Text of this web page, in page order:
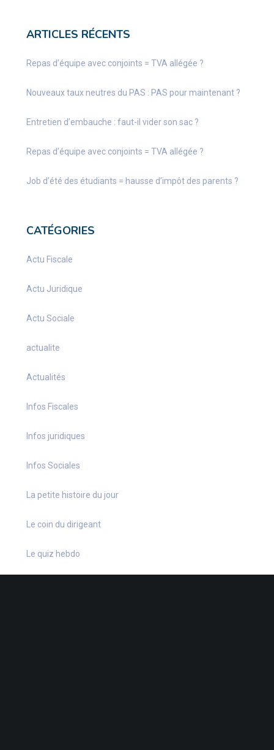
ARTICLES RÉCENTS
Repas d’équipe avec conjoints = TVA allégée ?
Nouveaux taux neutres du PAS : PAS pour maintenant ?
Entretien d’embauche : faut-il vider son sac ?
Repas d’équipe avec conjoints = TVA allégée ?
Job d’été des étudiants = hausse d’impôt des parents ?
CATÉGORIES
Actu Fiscale
Actu Juridique
Actu Sociale
actualite
Actualités
Infos Fiscales
Infos juridiques
Infos Sociales
La petite histoire du jour
Le coin du dirigeant
Le quiz hebdo